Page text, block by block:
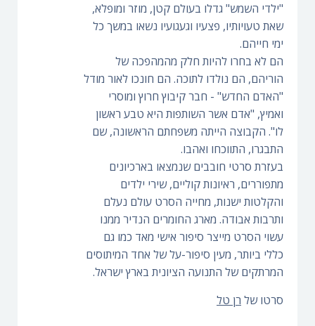
"ילדי השמש" גדלו בעולם קטן, מוזר ומופלא,
שאת טעויותיו, פצעיו וגעגועיו נשאו במשך כל
ימי חייהם.
הם לא בחרו להיות חלק מהמהפכה של
הוריהם, הם נולדו לתוכה. הם חונכו לאור מודל
"האדם החדש" - חבר קיבוץ חרוץ ומוסרי
ואמיץ, "אדם אשר השותפות היא טבע ראשון
לו". הקבוצה הייתה משפחתם הראשונה, שם
התבגרו, התווכחו ואהבו.
בעזרת סרטי חובבים שנמצאו בארכיונים
מתפוררים, ראיונות קוליים, שירי ילדים
והקלטות ישנות, מחייה הסרט עולם נעלם
ותרבות אבודה. מארג החומרים הנדיר ממנו
עשוי הסרט מייצר סיפור אישי מאד כמו גם
כללי ביותר, מעין סיפור-על של אחד המיתוסים
המרתקים של התנועה הציונית בארץ ישראל.
סרטו של רן טל